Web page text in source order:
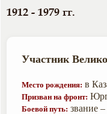
1912 - 1979 гг.
Участник
Место рождения: в
Призван на фронт:
Боевой путь: звание